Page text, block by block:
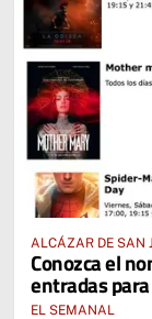
ALCÁZAR DE SAN
Conozca el
entradas
EL SEMANAL